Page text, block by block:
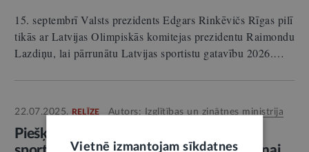
15. septembrī Valsts prezidents Edgars Rinkēvičs Rīgas pilī
tikās ar Latvijas Olimpiskās komitejas prezidentu Raimondu
Lazdiņu, lai pārrunātu Latvijas sportistu gatavību 2026.…
22.07.2025. RELĪZE Autors: Izglītības un zinātnes ministrija
Piešķirts nozīmīgs finansējums Latvijas
Vietnē izmantojam sīkdatnes